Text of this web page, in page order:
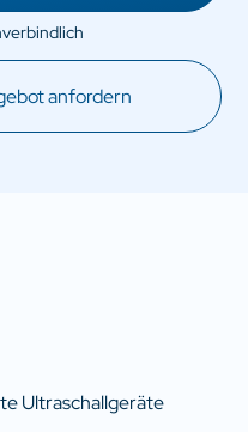
anfordern
Ultraschallgeräte